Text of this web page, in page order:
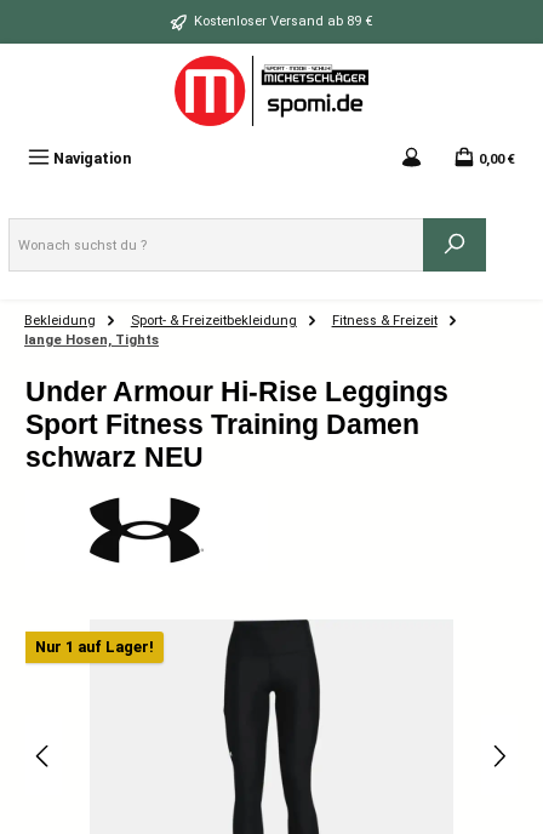
Zum Hauptinhalt springen Kostenloser Versand ab 89 €
Navigation 0,00 €
Bekleidung Sport- & Freizeitbekleidung
Fitness & Freizeit
lange Hosen, Tights
Under Armour Hi-Rise Leggings
Sport Fitness Training Damen
schwarz NEU
Bildergalerie überspringen
Nur 1 auf Lager!